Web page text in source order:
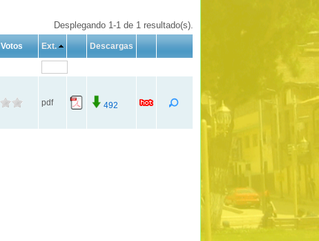
Desplegando 1-1 de 1 resultado(s).
Votos Ext. Descargas
pdf 492